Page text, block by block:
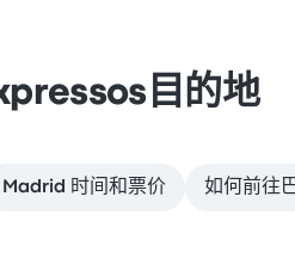
目的地
Madrid 时间和票价 如何前往